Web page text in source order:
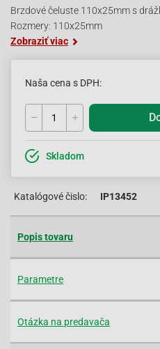
Brzdové čeluste 110x25mm s
Rozmery: 110x25mm
Zobraziť viac
Naša cena s DPH:
Skladom
Katalógové čislo: IP13452
Popis tovaru
Parametre
Otázka na predavača